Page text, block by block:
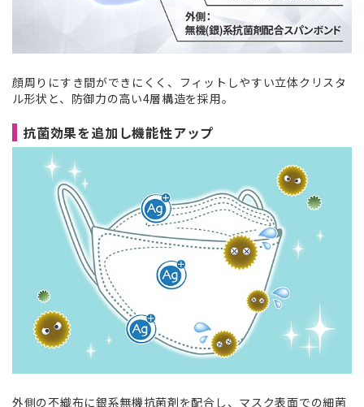
顔周りにすき間ができにくく、フィットしやすい立体クリスタ
ル形状と、防御力の高い4層構造を採用。
抗菌効果を追加し機能性アップ
外側の不織布に銀系無機抗菌剤を配合し、マスク表面での細菌